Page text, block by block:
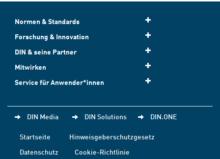
Normen & Standards
Forschung & Innovation
DIN & seine Partner
Mitwirken
Service für Anwender*innen
DIN Media DIN Solutions DIN.ONE
Startseite
Hinweisgeberschutzgesetz
Datenschutz
Cookie-Richtlinie